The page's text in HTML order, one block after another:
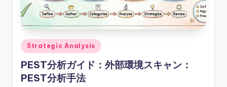
Posted
in
Strategic Analysis
PEST分析ガイド：外部環境スキャン：
PEST分析手法